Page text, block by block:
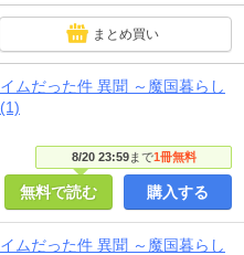
まとめ買い
ムだった件 異聞 ～魔国暮らし
8/20 23:59まで1冊無料
無料で読む 購入する
ムだった件 異聞 ～魔国暮らし